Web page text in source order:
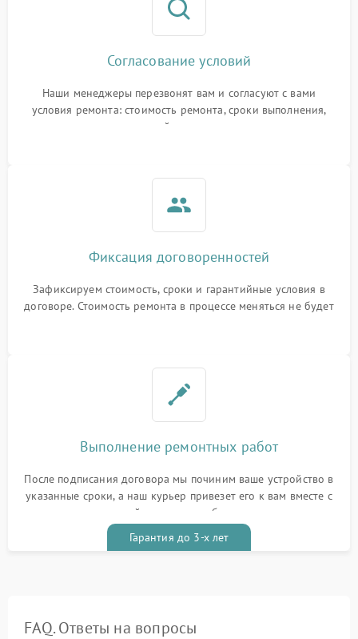
Согласование условий
Наши менеджеры перезвонят вам и согласуют с вами
условия ремонта: стоимость ремонта, сроки выполнения,
гарантийные условия
Фиксация договоренностей
Зафиксируем стоимость, сроки и гарантийные условия в
договоре. Стоимость ремонта в процессе меняться не будет
Выполнение ремонтных работ
После подписания договора мы починим ваше устройство в
указанные сроки, а наш курьер привезет его к вам вместе с
гарантийным талоном бесплатно
Гарантия до 3-х лет
FAQ. Ответы на вопросы